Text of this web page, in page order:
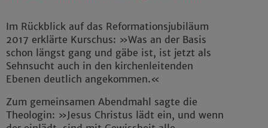
Im Rückblick auf das Reformationsjubiläum
2017 erklärte Kurschus: »Was an der Basis
schon längst gang und gäbe ist, ist jetzt als
Sehnsucht auch in den kirchenleitenden
Ebenen deutlich angekommen.«
Zum gemeinsamen Abendmahl sagte die
Theologin: »Jesus Christus lädt ein, und wenn